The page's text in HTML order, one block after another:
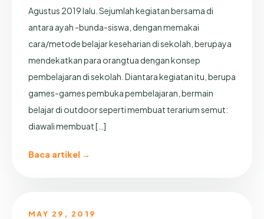
Agustus 2019 lalu. Sejumlah kegiatan bersama di
antara ayah -bunda-siswa, dengan memakai
cara/metode belajar keseharian di sekolah, berupaya
mendekatkan para orangtua dengan konsep
pembelajaran di sekolah. Diantara kegiatan itu, berupa
games-games pembuka pembelajaran, bermain
belajar di outdoor seperti membuat terarium semut:
diawali membuat […]
Baca artikel →
MAY 29, 2019